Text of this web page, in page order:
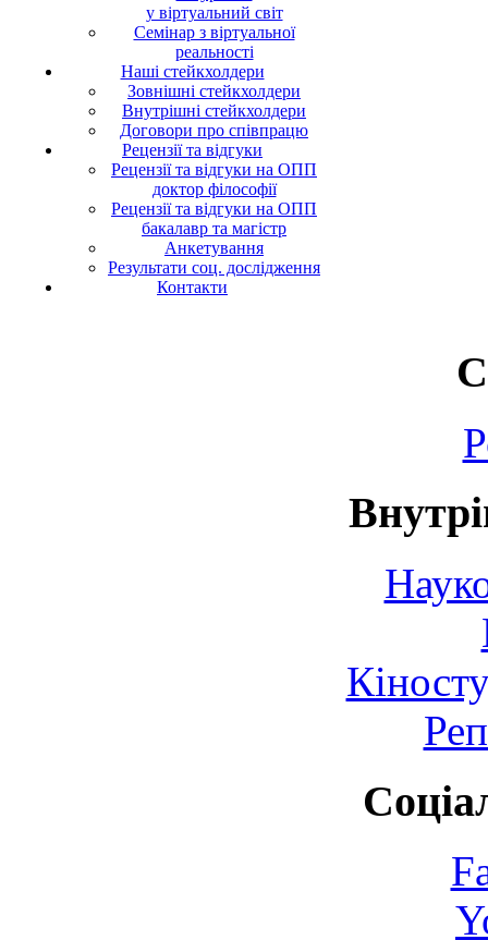
у віртуальний світ
Семінар з віртуальної
реальності
Наші стейкхолдери
Зовнішні стейкхолдери
Внутрішні стейкхолдери
Договори про співпрацю
Рецензії та відгуки
Рецензії та відгуки на ОПП
доктор філософії
Рецензії та відгуки на ОПП
бакалавр та магістр
Анкетування
Результати соц. дослідження
Контакти